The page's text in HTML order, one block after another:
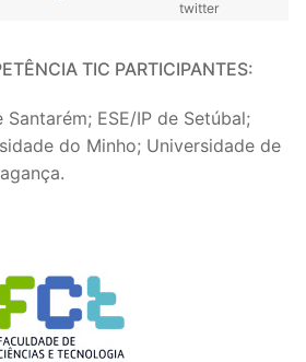
TIC PARTICIPANTES:
Santarém; ESE/IP de Setúbal;
do Minho; Universidade de